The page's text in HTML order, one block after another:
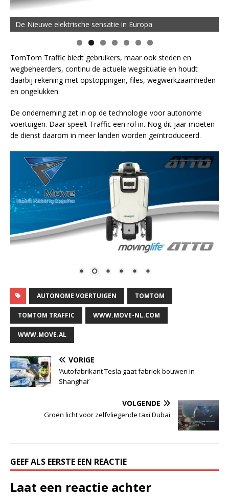
De Nieuwe elektrische sensatie in Europa
TomTom Traffic biedt gebruikers, maar ook steden en
wegbeheerders, continu de actuele wegsituatie en houdt
daarbij rekening met opstoppingen, files, wegwerkzaamheden
en ongelukken.
De onderneming zet in op de technologie voor autonome
voertuigen. Daar speelt Traffic een rol in. Nog dit jaar moeten
de dienst daarom in meer landen worden geïntroduceerd.
AUTONOME VOERTUIGEN TOMTOM
TOMTOM TRAFFIC WWW.MOVE-NL.COM
WWW.MOVE.AL
VORIGE
‘Autofabrikant Tesla gaat fabriek bouwen in
Shanghai’
VOLGENDE
Groen licht voor zelfvliegende taxi Dubai
GEEF ALS EERSTE EEN REACTIE
Laat een reactie achter